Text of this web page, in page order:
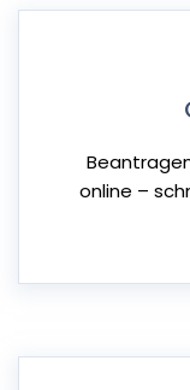
online –